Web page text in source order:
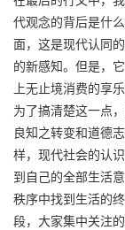
代观念的背后是什
面，这是现代认同
的新感知。但是，
上无止境消费的享
为了搞清楚这一点
良知之转变和道德
样，现代社会的认
到自己的全部生活
秩序中找到生活的
段，大家集中关注